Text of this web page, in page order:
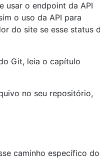
usar o endpoint da API
o uso da API para
do site se esse status
Git, leia o capítulo
no seu repositório,
caminho específico do